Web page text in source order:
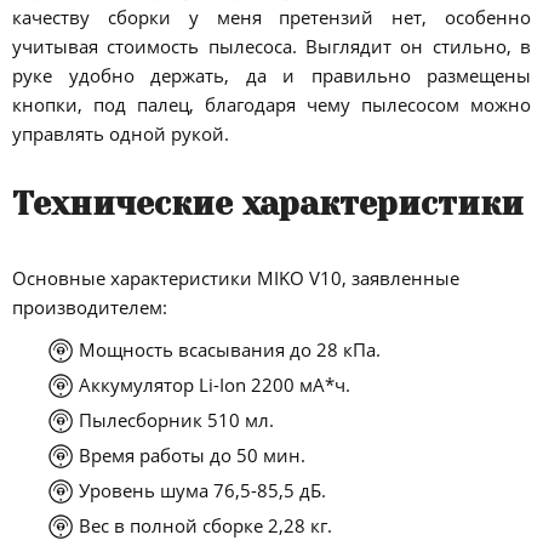
качеству сборки у меня претензий нет, особенно
учитывая стоимость пылесоса. Выглядит он стильно, в
руке удобно держать, да и правильно размещены
кнопки, под палец, благодаря чему пылесосом можно
управлять одной рукой.
Технические характеристики
Основные характеристики MIKO V10, заявленные
производителем:
Мощность всасывания до 28 кПа.
Аккумулятор Li-Ion 2200 мА*ч.
Пылесборник 510 мл.
Время работы до 50 мин.
Уровень шума 76,5-85,5 дБ.
Вес в полной сборке 2,28 кг.